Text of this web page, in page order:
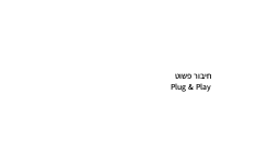
חיבור פשוט
Plug & Play